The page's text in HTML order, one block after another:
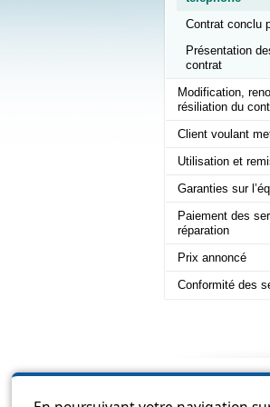
Contrat conclu
Présentation
contrat
Modification,
résiliation du
Client voulant
Utilisation et
Garanties sur
Paiement des
réparation
Prix annoncé
Conformité des